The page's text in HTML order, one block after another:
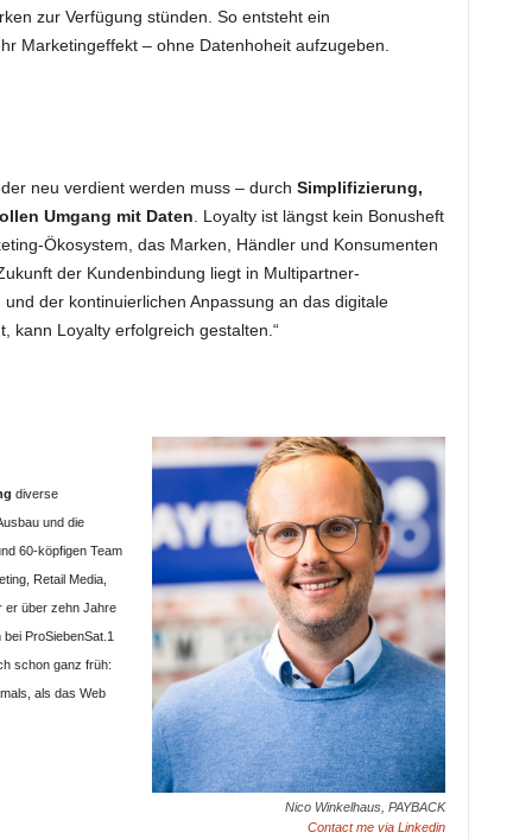
zur Verfügung stünden. So entsteht ein
Marketingeffekt – ohne Datenhoheit aufzugeben.
neu verdient werden muss – durch Simplifizierung,
Umgang mit Daten . Loyalty ist längst kein Bonusheft
Ökosystem, das Marken, Händler und Konsumenten
der Kundenbindung liegt in Multipartner-
der kontinuierlichen Anpassung an das digitale
kann Loyalty erfolgreich gestalten.“
Nico Winkelhaus, PAYBACK
Contact me via Linkedin
diverse
und die
60-köpfigen Team
Retail Media,
er über zehn Jahre
ProSiebenSat.1
schon ganz früh:
als das Web